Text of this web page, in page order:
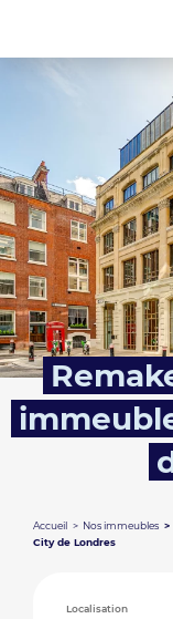
Accueil Nos immeubles
City de Londres
Localisation